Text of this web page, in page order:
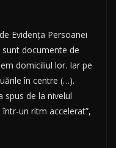
Evidenţa Persoanei
documente de
domiciliul lor. Iar pe
în centre (…).
spus de la nivelul
un ritm accelerat”,